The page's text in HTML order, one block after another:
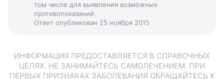
том числе для выявления возможных
противопоказаний.
Ответ опубликован 25 ноября 2015
ИНФОРМАЦИЯ ПРЕДОСТАВЛЯЕТСЯ В СПРАВОЧНЫХ
ЦЕЛЯХ. НЕ ЗАНИМАЙТЕСЬ САМОЛЕЧЕНИЕМ. ПРИ
ПЕРВЫХ ПРИЗНАКАХ ЗАБОЛЕВАНИЯ ОБРАЩАЙТЕСЬ К